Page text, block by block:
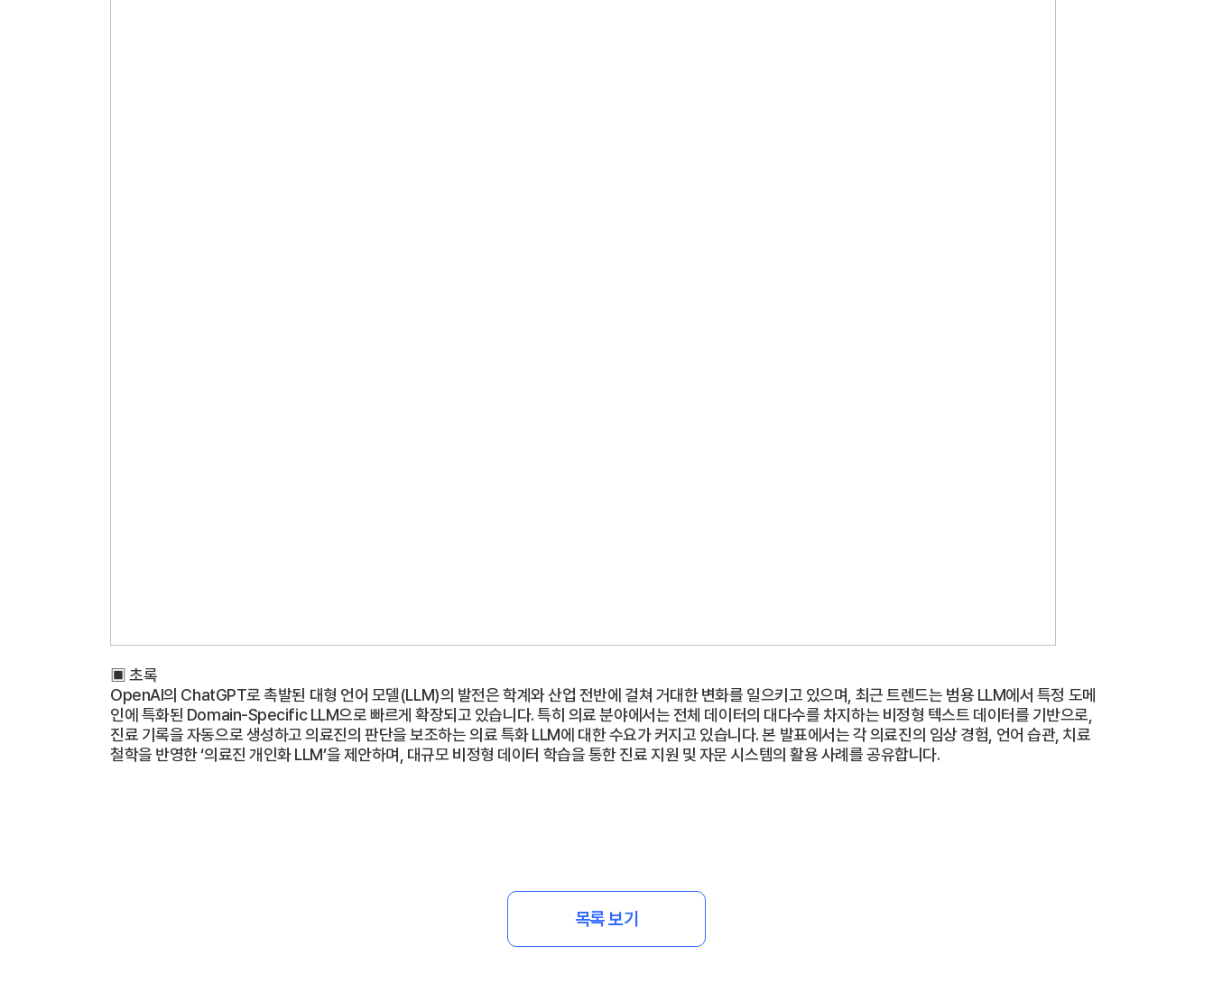
▣ 초록
OpenAI의 ChatGPT로 촉발된 대형 언어 모델(LLM)의 발전은 학계와 산업 전반에 걸쳐 거대한 변화를 일으키고 있으며, 최근 트렌드는 범용 LLM에서 특정 도메
인에 특화된 Domain-Specific LLM으로 빠르게 확장되고 있습니다. 특히 의료 분야에서는 전체 데이터의 대다수를 차지하는 비정형 텍스트 데이터를 기반으로,
진료 기록을 자동으로 생성하고 의료진의 판단을 보조하는 의료 특화 LLM에 대한 수요가 커지고 있습니다. 본 발표에서는 각 의료진의 임상 경험, 언어 습관, 치료
철학을 반영한 ‘의료진 개인화 LLM’을 제안하며, 대규모 비정형 데이터 학습을 통한 진료 지원 및 자문 시스템의 활용 사례를 공유합니다.
목록 보기